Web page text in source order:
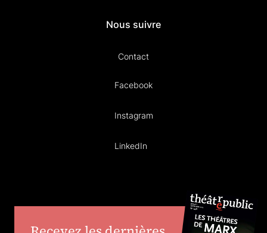
Nous suivre
Contact
Facebook
Instagram
LinkedIn